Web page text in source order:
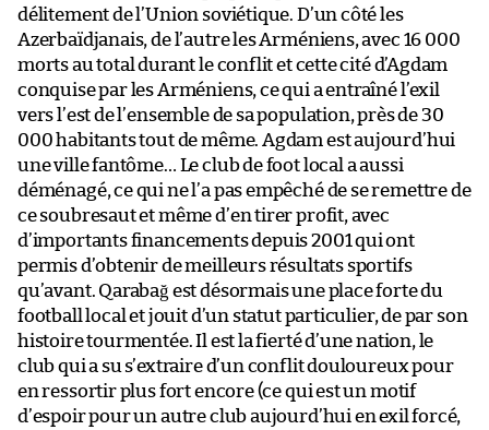
délitement de l’Union soviétique. D’un côté les
Azerbaïdjanais, de l’autre les Arméniens, avec 16 000
morts au total durant le conflit et cette cité d’Agdam
conquise par les Arméniens, ce qui a entraîné l’exil
vers l’est de l’ensemble de sa population, près de 30
000 habitants tout de même. Agdam est aujourd’hui
une ville fantôme… Le club de foot local a aussi
déménagé, ce qui ne l’a pas empêché de se remettre de
ce soubresaut et même d’en tirer profit, avec
d’importants financements depuis 2001 qui ont
permis d’obtenir de meilleurs résultats sportifs
qu’avant. Qarabağ est désormais une place forte du
football local et jouit d’un statut particulier, de par son
histoire tourmentée. Il est la fierté d’une nation, le
club qui a su s’extraire d’un conflit douloureux pour
en ressortir plus fort encore (ce qui est un motif
d’espoir pour un autre club aujourd’hui en exil forcé,